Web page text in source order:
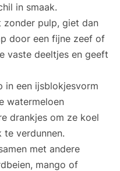
in smaak.
zonder pulp, giet dan
door een fijne zeef of
vaste deeltjes en geeft
in een ijsblokjesvorm
watermeloen
drankjes om ze koel
te verdunnen.
met andere
mango of